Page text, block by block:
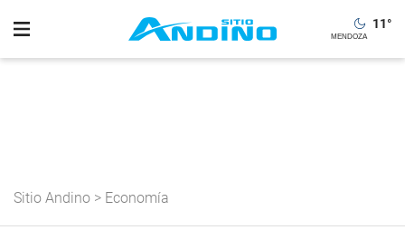
11°
Sitio Andino > Economía